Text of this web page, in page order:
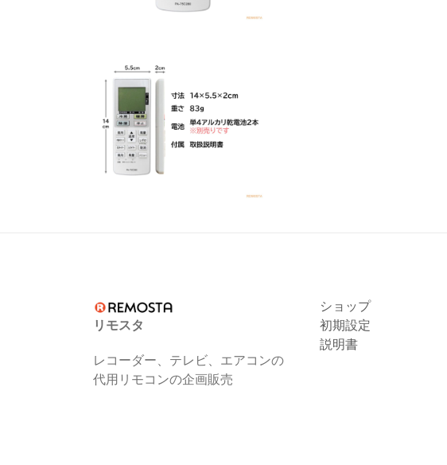
リモスタ
レコーダー、テレビ、エアコンの
代用リモコンの企画販売
ショップ
初期設定
説明書